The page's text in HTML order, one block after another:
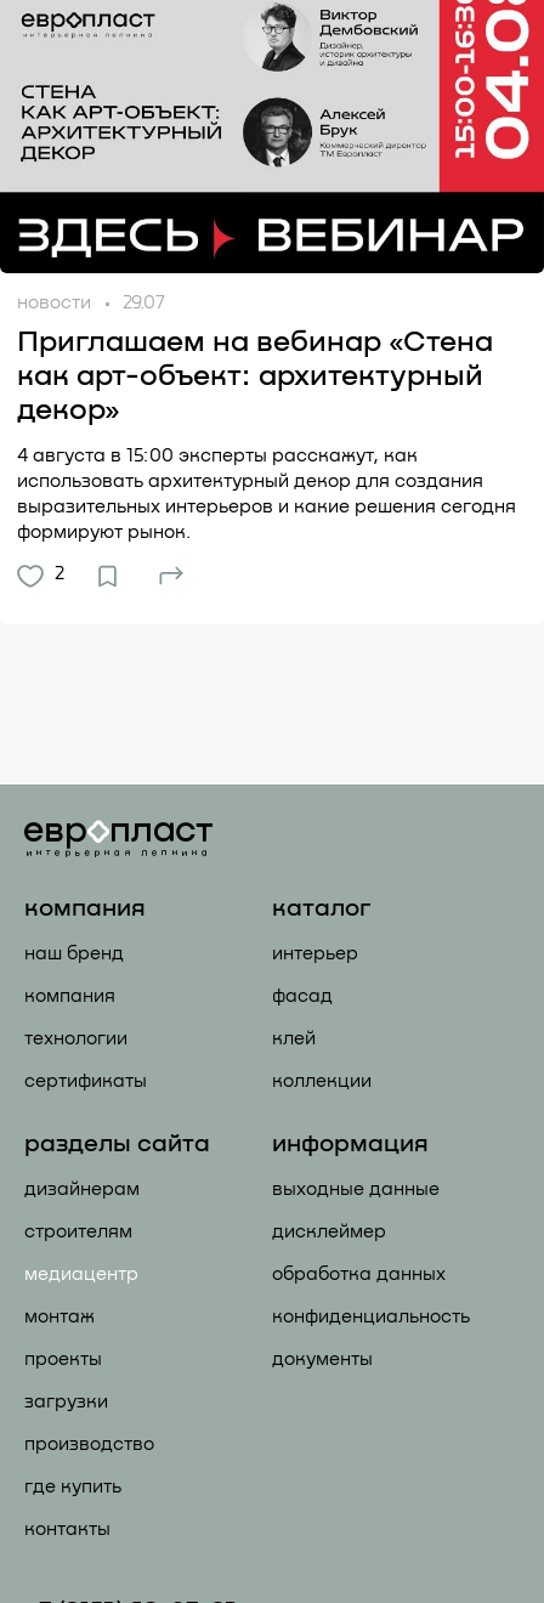
новости 29.07
Приглашаем на вебинар «Стена
как арт-объект: архитектурный
декор»
4 августа в 15:00 эксперты расскажут, как
использовать архитектурный декор для создания
выразительных интерьеров и какие решения сегодня
формируют рынок.
2
компания
наш бренд
компания
технологии
сертификаты
каталог
интерьер
фасад
клей
коллекции
разделы сайта
дизайнерам
строителям
медиацентр
монтаж
проекты
загрузки
производство
где купить
контакты
информация
выходные данные
дисклеймер
обработка данных
конфиденциальность
документы